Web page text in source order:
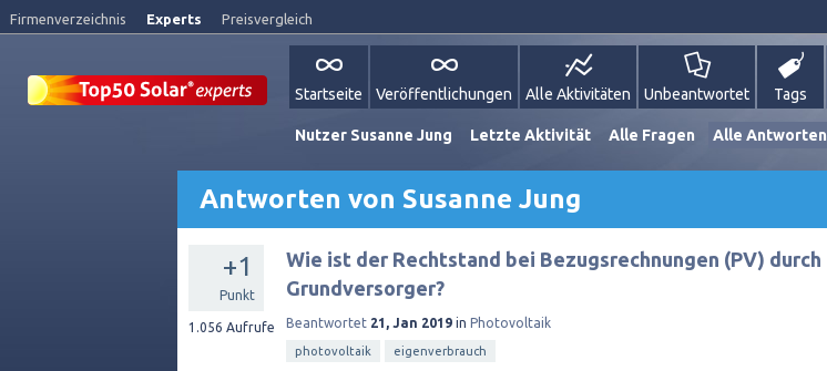
Firmenverzeichnis Experts Preisvergleich
Startseite Veröffentlichungen Alle Aktivitäten Unbeantwortet Tags
Nutzer Susanne Jung Letzte Aktivität Alle Fragen Alle Antworten
Antworten von Susanne Jung
+1
Punkt
1.056 Aufrufe
Wie ist der Rechtstand bei Bezugsrechnungen (PV) durch
Grundversorger?
Beantwortet 21, Jan 2019 in Photovoltaik
photovoltaik eigenverbrauch